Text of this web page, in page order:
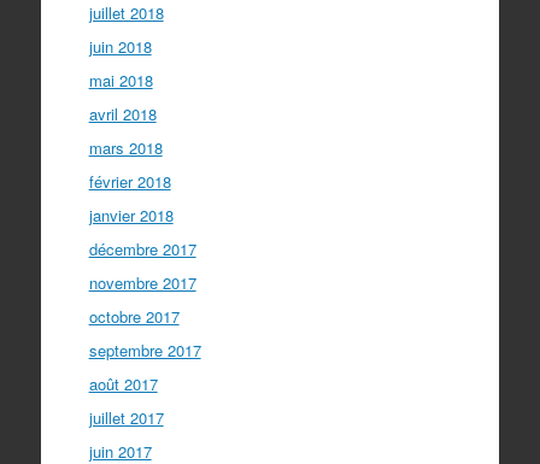
juillet 2018
juin 2018
mai 2018
avril 2018
mars 2018
février 2018
janvier 2018
décembre 2017
novembre 2017
octobre 2017
septembre 2017
août 2017
juillet 2017
juin 2017